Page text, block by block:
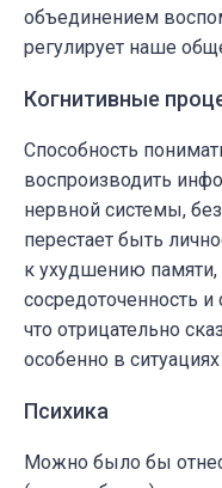
объединением
регулирует наше
Когнитивные
Способность
воспроизводить
нервной системы,
перестает быть
к ухудшению
сосредоточенность
что отрицательно
особенно в
Психика
Можно было бы